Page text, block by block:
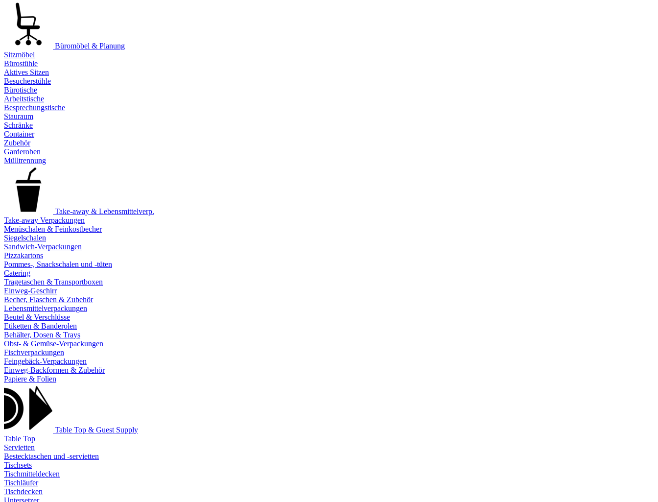
Büromöbel & Planung
Sitzmöbel
Bürostühle
Aktives Sitzen
Besucherstühle
Bürotische
Arbeitstische
Besprechungstische
Stauraum
Schränke
Container
Zubehör
Garderoben
Mülltrennung
Take-away & Lebensmittelverp.
Take-away Verpackungen
Menüschalen & Feinkostbecher
Siegelschalen
Sandwich-Verpackungen
Pizzakartons
Pommes-, Snackschalen und -tüten
Catering
Tragetaschen & Transportboxen
Einweg-Geschirr
Becher, Flaschen & Zubehör
Lebensmittelverpackungen
Beutel & Verschlüsse
Etiketten & Banderolen
Behälter, Dosen & Trays
Obst- & Gemüse-Verpackungen
Fischverpackungen
Feingebäck-Verpackungen
Einweg-Backformen & Zubehör
Papiere & Folien
Table Top & Guest Supply
Table Top
Servietten
Bestecktaschen und -servietten
Tischsets
Tischmitteldecken
Tischläufer
Tischdecken